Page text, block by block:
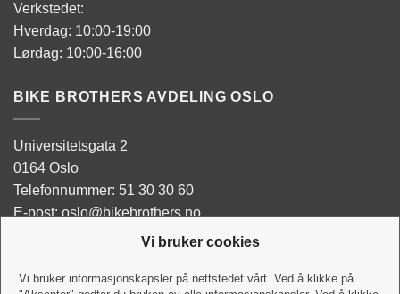
Vi bruker cookies
Vi bruker informasjonskapsler på nettstedet vårt. Ved å klikke på
Verkstedet:
Hverdag: 10:00-19:00
Lørdag: 10:00-16:00
BIKE BROTHERS AVDELING OSLO
Universitetsgata 2
0164 Oslo
Telefonnummer: 51 30 30 60
E-post: oslo@bikebrothers.no
Man - Tor: 10:00-18:00